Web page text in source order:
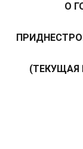
О
(ТЕКУЩАЯ